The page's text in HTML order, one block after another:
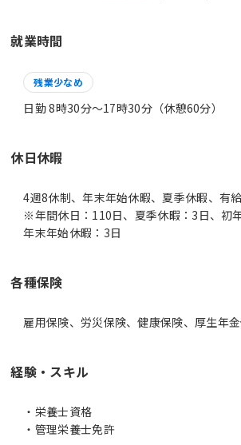
就業時間
残業少なめ
日勤 8時30分〜17時30分（休憩60分）
休日休暇
4週8休制、年末年始休暇、夏季休暇、有
※年間休日：110日、夏季休暇：3日、初
年末年始休暇：3日
各種保険
雇用保険、労災保険、健康保険、厚生年
経験・スキル
・栄養士資格
・管理栄養士免許